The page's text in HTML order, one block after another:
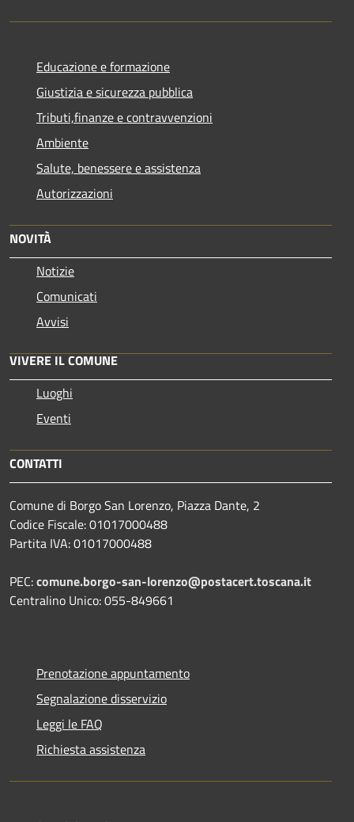
Educazione e formazione
Giustizia e sicurezza pubblica
Tributi,finanze e contravvenzioni
Ambiente
Salute, benessere e assistenza
Autorizzazioni
NOVITÀ
Notizie
Comunicati
Avvisi
VIVERE IL COMUNE
Luoghi
Eventi
CONTATTI
Comune di Borgo San Lorenzo, Piazza Dante, 2
Codice Fiscale: 01017000488
Partita IVA: 01017000488
PEC:comune.borgo-san-lorenzo@postacert.toscana.it
Centralino Unico: 055-849661
Prenotazione appuntamento
Segnalazione disservizio
Leggi le FAQ
Richiesta assistenza